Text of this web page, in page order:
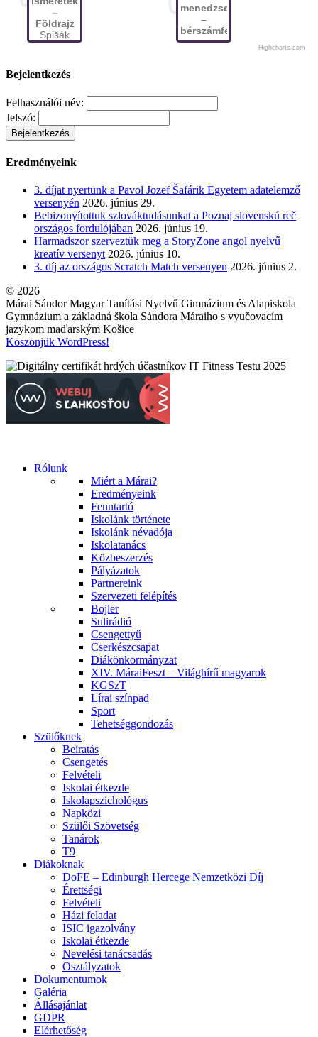
–
Földrajz
Spišák
Veronika
menedzser
–
bérszámfejtő
Highcharts.com
Bejelentkezés
Felhasználói név:
Jelszó:
Eredményeink
3. díjat nyertünk a Pavol Jozef Šafárik Egyetem adatelemző
versenyén 2026. június 29.
Bebizonyítottuk szlováktudásunkat a Poznaj slovenskú reč
országos fordulójában 2026. június 19.
Harmadszor szerveztük meg a StoryZone angol nyelvű
kreatív versenyt 2026. június 10.
3. díj az országos Scratch Match versenyen 2026. június 2.
© 2026
Márai Sándor Magyar Tanítási Nyelvű Gimnázium és Alapiskola
Gymnázium a základná škola Sándora Máraiho s vyučovacím
jazykom maďarským Košice
Köszönjük WordPress!
Rólunk
Miért a Márai?
Eredményeink
Fenntartó
Iskolánk története
Iskolánk névadója
Iskolatanács
Közbeszerzés
Pályázatok
Partnereink
Szervezeti felépítés
Bojler
Sulirádió
Csengettyű
Cserkészcsapat
Diákönkormányzat
XIV. MáraiFeszt – Világhírű magyarok
KGSzT
Lírai színpad
Sport
Tehetséggondozás
Szülőknek
Beíratás
Csengetés
Felvételi
Iskolai étkezde
Iskolapszichológus
Napközi
Szülői Szövetség
Tanárok
T9
Diákoknak
DoFE – Edinburgh Hercege Nemzetközi Díj
Érettségi
Felvételi
Házi feladat
ISIC igazolvány
Iskolai étkezde
Nevelési tanácsadás
Osztályzatok
Dokumentumok
Galéria
Állásajánlat
GDPR
Elérhetőség